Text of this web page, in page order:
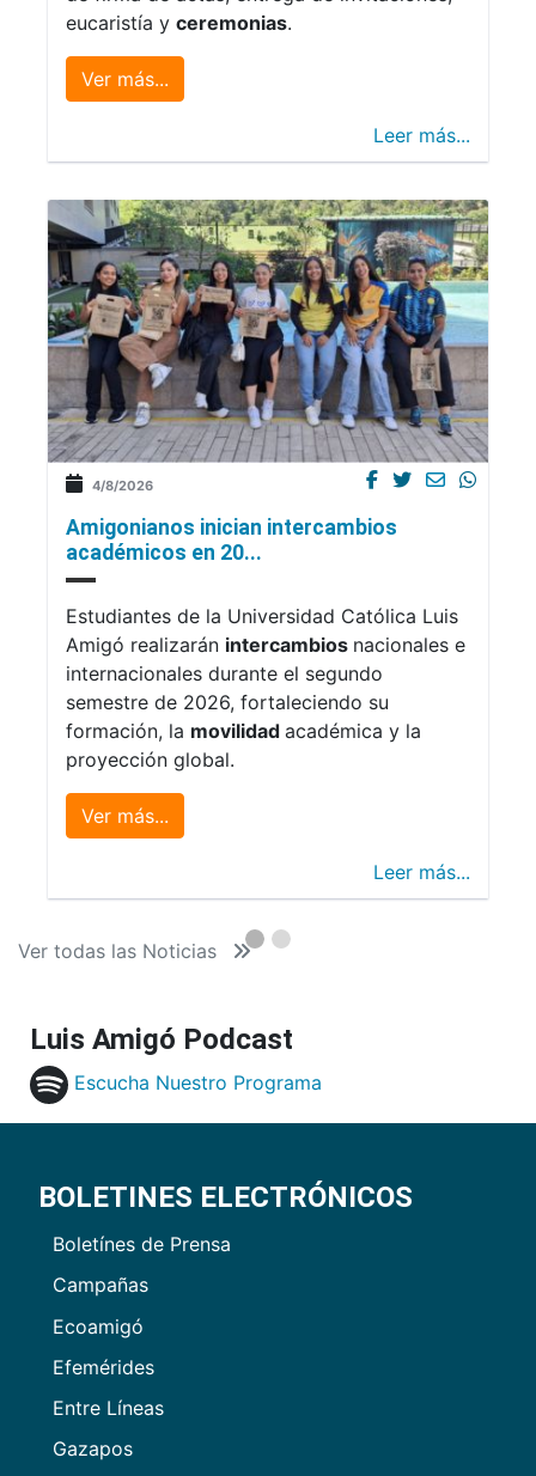
eucaristía y ceremonias.
Ver más...
Leer más...
4/8/2026
Amigonianos inician intercambios
académicos en 20...
Estudiantes de la Universidad Católica Luis
Amigó realizarán intercambios nacionales e
internacionales durante el segundo
semestre de 2026, fortaleciendo su
formación, la movilidad académica y la
proyección global.
Ver más...
Leer más...
Ver todas las Noticias
Luis Amigó Podcast
Escucha Nuestro Programa
BOLETINES ELECTRÓNICOS
Boletínes de Prensa
Campañas
Ecoamigó
Efemérides
Entre Líneas
Gazapos